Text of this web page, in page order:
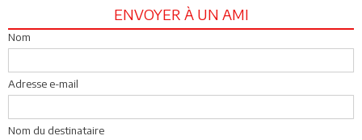
ENVOYER À UN AMI
Nom
Adresse e-mail
Nom du destinataire